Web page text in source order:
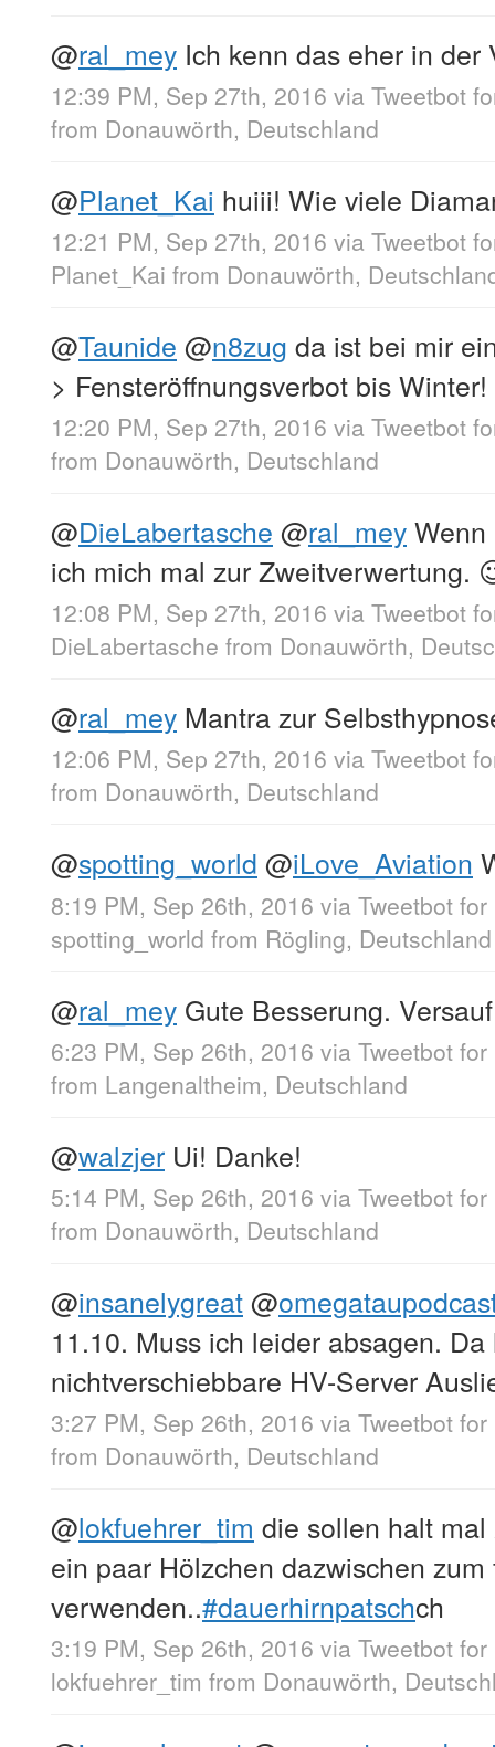
@ral_mey Ich kenn das eher in der
12:39 PM, Sep 27th, 2016 via Tweetbot
from Donauwörth, Deutschland
@Planet_Kai huiii! Wie viele
12:21 PM, Sep 27th, 2016 via Tweetbot
Planet_Kai from Donauwörth,
@Taunide @n8zug da ist bei mir
> Fensteröffnungsverbot bis Winter!
12:20 PM, Sep 27th, 2016 via Tweetbot
from Donauwörth, Deutschland
@DieLabertasche @ral_mey
ich mich mal zur Zweitverwertung.
12:08 PM, Sep 27th, 2016 via Tweetbot
DieLabertasche from Donauwörth,
@ral_mey Mantra zur
12:06 PM, Sep 27th, 2016 via Tweetbot
from Donauwörth, Deutschland
@spotting_world @iLove_Aviation
8:19 PM, Sep 26th, 2016 via Tweetbot
spotting_world from Rögling, Deutschland
@ral_mey Gute Besserung.
6:23 PM, Sep 26th, 2016 via Tweetbot
from Langenaltheim, Deutschland
@walzjer Ui! Danke!
5:14 PM, Sep 26th, 2016 via Tweetbot
from Donauwörth, Deutschland
@insanelygreat@
11.10. Muss ich leider absagen.
nichtverschiebbare HV-Server
3:27 PM, Sep 26th, 2016 via Tweetbot
from Donauwörth, Deutschland
@lokfuehrer_tim die sollen halt mal
ein paar Hölzchen dazwischen
verwenden..#dauerhirnpatschch
3:19 PM, Sep 26th, 2016 via Tweetbot
lokfuehrer_tim from Donauwörth,